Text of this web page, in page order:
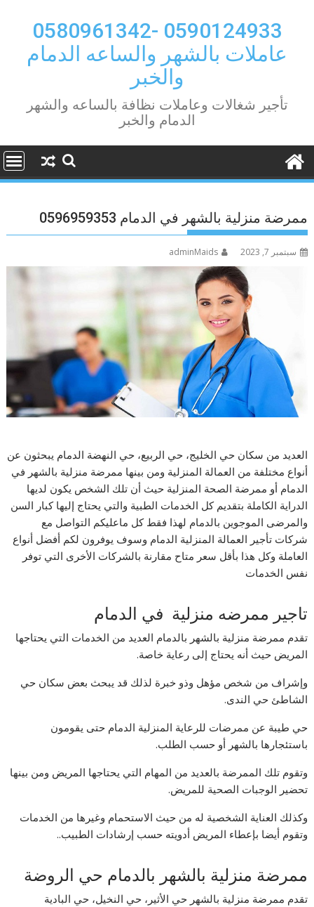
content
0590124933 -0580961342
عاملات بالشهر والساعه الدمام
والخبر
تأجير شغالات وعاملات نظافة بالساعه والشهر
الدمام والخبر
ممرضة منزلية بالشهر في الدمام 0596959353
سبتمبر 7, 2023 adminMaids
العديد من سكان حي الخليج، حي الربيع، حي النهضة الدمام يبحثون عن
أنواع مختلفة من العمالة المنزلية ومن بينها ممرضة منزلية بالشهر في
الدمام أو ممرضة الصحة المنزلية حيث أن تلك الشخص يكون لديها
الدراية الكاملة بتقديم كل الخدمات الطبية والتي يحتاج إليها كبار السن
والمرضى الموجوين بالدمام لهذا فقط كل ماعليكم التواصل مع
شركات تأجير العمالة المنزلية الدمام وسوف يوفرون لكم أفضل أنواع
العاملة وكل هذا بأقل سعر متاح مقارنة بالشركات الأخرى التي توفر
نفس الخدمات
تاجير ممرضه منزلية في الدمام
تقدم ممرضة منزلية بالشهر بالدمام العديد من الخدمات التي يحتاجها
المريض حيث أنه يحتاج إلى رعاية خاصة.
وإشراف من شخص مؤهل وذو خبرة لذلك قد يبحث بعض سكان حي
الشاطئ حي الندى.
حي طيبة عن ممرضات للرعاية المنزلية الدمام حتى يقومون
باستئجارها بالشهر أو حسب الطلب.
وتقوم تلك الممرضة بالعديد من المهام التي يحتاجها المريض ومن بينها
تحضير الوجبات الصحية للمريض.
وكذلك العناية الشخصية له من حيث الاستحمام وغيرها من الخدمات
وتقوم أيضا بإعطاء المريض أدويته حسب إرشادات الطبيب..
ممرضة منزلية بالشهر بالدمام حي الروضة
تقدم ممرضة منزلية بالشهر حي الأثير، حي النخيل، حي البادية